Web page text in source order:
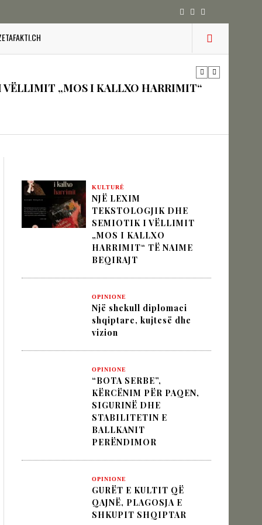
„MOS I KALLXO HARRIMIT“
SHQIPTAR
NËPËRMJET INXHINIERISË SË
„MOS I KALLXO HARRIMIT“
KULTURË
NJË LEXIM
TEKSTOLOGJIK DHE
SEMIOTIK I VËLLIMIT
„MOS I KALLXO
HARRIMIT“ TË NAIME
BEQIRAJT
OPINIONE
Një shekull diplomaci
shqiptare, kujtesë dhe
vizion
OPINIONE
“BOTA SERBE”,
KËRCËNIM PËR PAQEN,
SIGURINË DHE
STABILITETIN E
BALLKANIT
PERËNDIMOR
OPINIONE
GURËT E KULTIT QË
QAJNË, PLAGOSJA E
SHKUPIT SHQIPTAR